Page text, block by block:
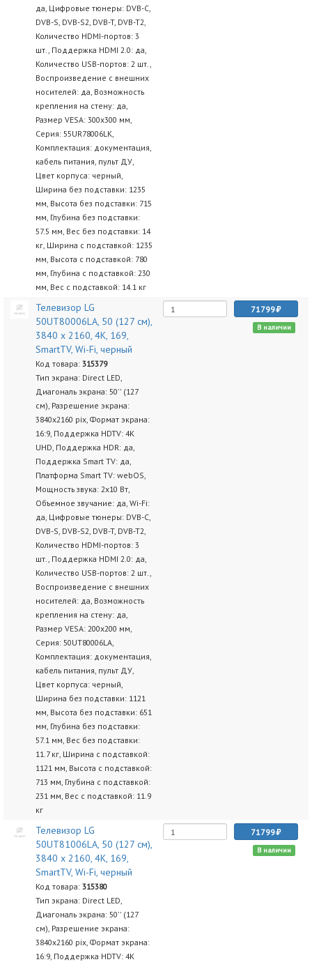
да, Цифровые тюнеры: DVB-C,
DVB-S, DVB-S2, DVB-T, DVB-T2,
Количество HDMI-портов: 3
шт., Поддержка HDMI 2.0: да,
Количество USB-портов: 2 шт.,
Воспроизведение с внешних
носителей: да, Возможность
крепления на стену: да,
Размер VESA: 300x300 мм,
Серия: 55UR78006LK,
Комплектация: документация,
кабель питания, пульт ДУ,
Цвет корпуса: черный,
Ширина без подставки: 1235
мм, Высота без подставки: 715
мм, Глубина без подставки:
57.5 мм, Вес без подставки: 14
кг, Ширина с подставкой: 1235
мм, Высота с подставкой: 780
мм, Глубина с подставкой: 230
мм, Вес с подставкой: 14.1 кг
Телевизор LG
50UT80006LA, 50 (127 см),
3840 x 2160, 4K, 169,
SmartTV, Wi-Fi, черный
Код товара: 315379
Тип экрана: Direct LED,
Диагональ экрана: 50'' (127
см), Разрешение экрана:
3840х2160 pix, Формат экрана:
16:9, Поддержка HDTV: 4K
UHD, Поддержка HDR: да,
Поддержка Smart TV: да,
Платформа Smart TV: webOS,
Мощность звука: 2х10 Вт,
Объемное звучание: да, Wi-Fi:
да, Цифровые тюнеры: DVB-C,
DVB-S, DVB-S2, DVB-T, DVB-T2,
Количество HDMI-портов: 3
шт., Поддержка HDMI 2.0: да,
Количество USB-портов: 2 шт.,
Воспроизведение с внешних
носителей: да, Возможность
крепления на стену: да,
Размер VESA: 200x200 мм,
Серия: 50UT80006LA,
Комплектация: документация,
кабель питания, пульт ДУ,
Цвет корпуса: черный,
Ширина без подставки: 1121
мм, Высота без подставки: 651
мм, Глубина без подставки:
57.1 мм, Вес без подставки:
11.7 кг, Ширина с подставкой:
1121 мм, Высота с подставкой:
713 мм, Глубина с подставкой:
231 мм, Вес с подставкой: 11.9
кг
71799
В наличии
Телевизор LG
50UT81006LA, 50 (127 см),
3840 x 2160, 4K, 169,
SmartTV, Wi-Fi, черный
Код товара: 315380
Тип экрана: Direct LED,
Диагональ экрана: 50'' (127
см), Разрешение экрана:
3840х2160 pix, Формат экрана:
16:9, Поддержка HDTV: 4K
71799
В наличии